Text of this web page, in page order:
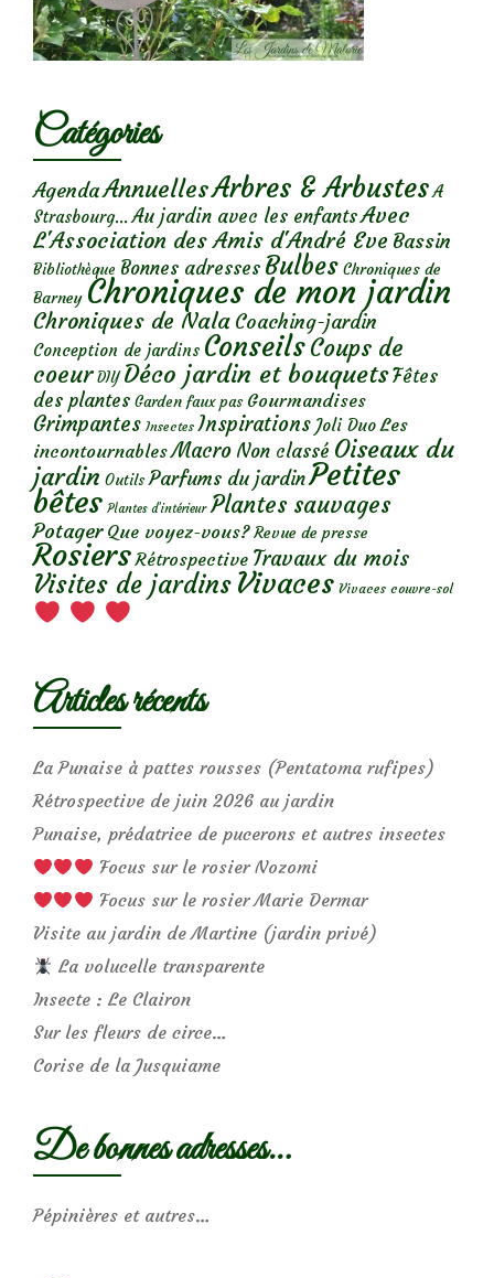
Catégories
AgendaAnnuellesArbres & Arbustes A
Strasbourg... Au jardin avec les enfantsAvec
L'Association des Amis d'André Eve Bassin
Bibliothèque Bonnes adresses Bulbes Chroniques de
Barney Chroniques de mon jardin
Chroniques de Nala Coaching-jardin
Conception de jardins ConseilsCoups de
coeur DIY Déco jardin et bouquetsFêtes
des plantes Garden faux pas Gourmandises
Grimpantes Insectes Inspirations Joli Duo Les
incontournables Macro Non classé Oiseaux du
jardin Outils Parfums du jardinPetites
bêtes Plantes d’intérieur Plantes sauvages
Potager Que voyez-vous? Revue de presse
Rosiers Rétrospective Travaux du mois
Visites de jardins Vivaces Vivaces couvre-sol
Articles récents
La Punaise à pattes rousses (Pentatoma rufipes)
Rétrospective de juin 2026 au jardin
Punaise, prédatrice de pucerons et autres insectes
Focus sur le rosier Nozomi
Focus sur le rosier Marie Dermar
Visite au jardin de Martine (jardin privé)
La volucelle transparente
Insecte : Le Clairon
Sur les fleurs de circe…
Corise de la Jusquiame
De bonnes adresses…
Pépinières et autres…